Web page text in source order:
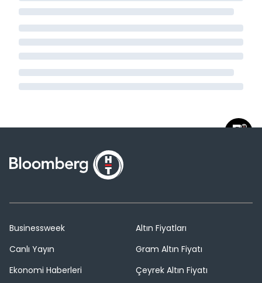
Businessweek
Canlı Yayın
Ekonomi Haberleri
Altın Fiyatları
Gram Altın Fiyatı
Çeyrek Altın Fiyatı